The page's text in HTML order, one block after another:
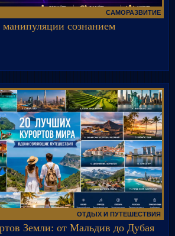
САМОРАЗВИТИЕ
сознанием
ОТДЫХ И ПУТЕШЕСТВИЯ
Земли: от Мальдив до Дубая